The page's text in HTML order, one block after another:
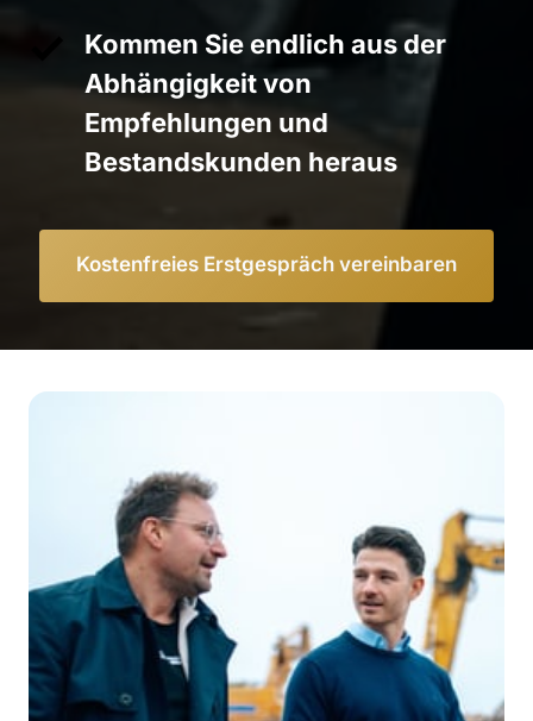
Kommen Sie endlich aus der
Abhängigkeit von
Empfehlungen und
Bestandskunden heraus
Kostenfreies Erstgespräch vereinbaren